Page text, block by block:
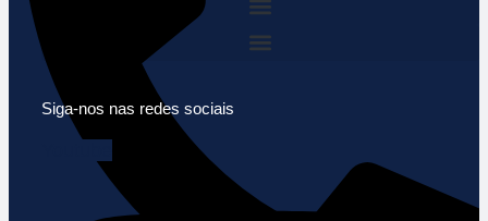
Siga-nos nas redes sociais